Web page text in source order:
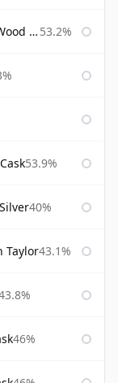
53.2%
53.9%
40%
Taylor43.1%
46%